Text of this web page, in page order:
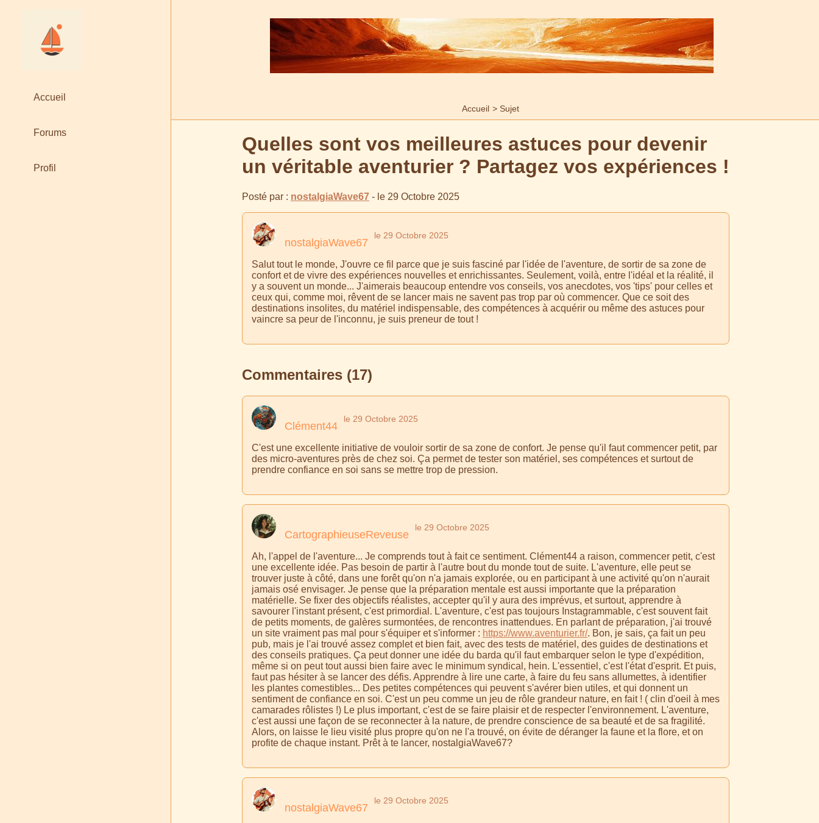
Accueil > Sujet
Accueil
Forums
Profil
Quelles sont vos meilleures astuces pour devenir
un véritable aventurier ? Partagez vos expériences !
Posté par : nostalgiaWave67 - le 29 Octobre 2025
nostalgiaWave67
le 29 Octobre 2025
Salut tout le monde, J'ouvre ce fil parce que je suis fasciné par l'idée de l'aventure, de sortir de sa zone de
confort et de vivre des expériences nouvelles et enrichissantes. Seulement, voilà, entre l'idéal et la réalité, il
y a souvent un monde... J'aimerais beaucoup entendre vos conseils, vos anecdotes, vos 'tips' pour celles et
ceux qui, comme moi, rêvent de se lancer mais ne savent pas trop par où commencer. Que ce soit des
destinations insolites, du matériel indispensable, des compétences à acquérir ou même des astuces pour
vaincre sa peur de l'inconnu, je suis preneur de tout !
Commentaires (17)
Clément44
le 29 Octobre 2025
C'est une excellente initiative de vouloir sortir de sa zone de confort. Je pense qu'il faut commencer petit, par
des micro-aventures près de chez soi. Ça permet de tester son matériel, ses compétences et surtout de
prendre confiance en soi sans se mettre trop de pression.
CartographieuseReveuse
le 29 Octobre 2025
Ah, l'appel de l'aventure... Je comprends tout à fait ce sentiment. Clément44 a raison, commencer petit, c'est
une excellente idée. Pas besoin de partir à l'autre bout du monde tout de suite. L'aventure, elle peut se
trouver juste à côté, dans une forêt qu'on n'a jamais explorée, ou en participant à une activité qu'on n'aurait
jamais osé envisager. Je pense que la préparation mentale est aussi importante que la préparation
matérielle. Se fixer des objectifs réalistes, accepter qu'il y aura des imprévus, et surtout, apprendre à
savourer l'instant présent, c'est primordial. L'aventure, c'est pas toujours Instagrammable, c'est souvent fait
de petits moments, de galères surmontées, de rencontres inattendues. En parlant de préparation, j'ai trouvé
un site vraiment pas mal pour s'équiper et s'informer : https://www.aventurier.fr/. Bon, je sais, ça fait un peu
pub, mais je l'ai trouvé assez complet et bien fait, avec des tests de matériel, des guides de destinations et
des conseils pratiques. Ça peut donner une idée du barda qu'il faut embarquer selon le type d'expédition,
même si on peut tout aussi bien faire avec le minimum syndical, hein. L'essentiel, c'est l'état d'esprit. Et puis,
faut pas hésiter à se lancer des défis. Apprendre à lire une carte, à faire du feu sans allumettes, à identifier
les plantes comestibles... Des petites compétences qui peuvent s'avérer bien utiles, et qui donnent un
sentiment de confiance en soi. C'est un peu comme un jeu de rôle grandeur nature, en fait ! ( clin d'oeil à mes
camarades rôlistes !) Le plus important, c'est de se faire plaisir et de respecter l'environnement. L'aventure,
c'est aussi une façon de se reconnecter à la nature, de prendre conscience de sa beauté et de sa fragilité.
Alors, on laisse le lieu visité plus propre qu'on ne l'a trouvé, on évite de déranger la faune et la flore, et on
profite de chaque instant. Prêt à te lancer, nostalgiaWave67?
nostalgiaWave67
le 29 Octobre 2025